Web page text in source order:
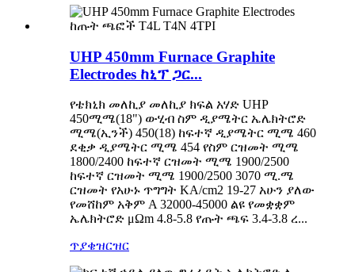
UHP 450mm Furnace Graphite
Electrodes ከኒፕ ጋር...
የቴክኒክ መለኪያ መለኪያ ክፍል አሃድ UHP
450ሚሜ(18") ውሂብ ስም ዲያሜትር ኤሌክትሮድ
ሚሜ(ኢንች) 450(18) ከፍተኛ ዲያሜትር ሚሜ 460
ደቂቃ ዲያሜትር ሚሜ 454 የስም ርዝመት ሚሜ
1800/2400 ከፍተኛ ርዝመት ሚሜ 1900/2500
ከፍተኛ ርዝመት ሚሜ 1900/2500 3070 ሚ.ሜ
ርዝመት የአሁኑ ጥግግት KA/cm2 19-27 አሁን ያለው
የመሸከም አቅም A 32000-45000 ልዩ የመቋቋም
ኤሌክትሮድ μΩm 4.8-5.8 የጡት ጫፍ 3.4-3.8 ረ...
ጥያቄዝርዝር